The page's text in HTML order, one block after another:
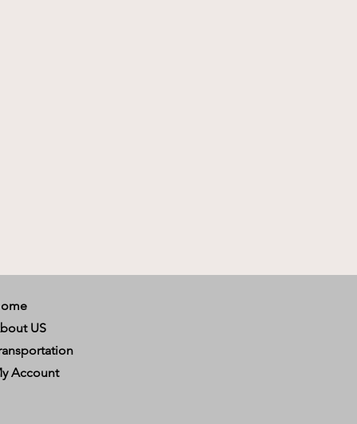
US
Account